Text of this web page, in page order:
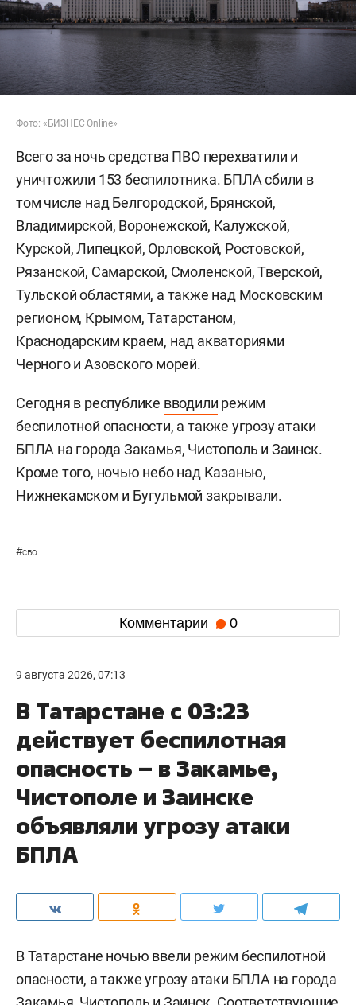
Фото: «БИЗНЕС Online»
Всего за ночь средства ПВО перехватили и
уничтожили 153 беспилотника. БПЛА сбили в
том числе над Белгородской, Брянской,
Владимирской, Воронежской, Калужской,
Курской, Липецкой, Орловской, Ростовской,
Рязанской, Самарской, Смоленской, Тверской,
Тульской областями, а также над Московским
регионом, Крымом, Татарстаном,
Краснодарским краем, над акваториями
Черного и Азовского морей.
Сегодня в республике вводили режим
беспилотной опасности, а также угрозу атаки
БПЛА на города Закамья, Чистополь и Заинск.
Кроме того, ночью небо над Казанью,
Нижнекамском и Бугульмой закрывали.
#сво
Комментарии 0
9 августа 2026, 07:13
В Татарстане с 03:23
действует беспилотная
опасность – в Закамье,
Чистополе и Заинске
объявляли угрозу атаки
БПЛА
В Татарстане ночью ввели режим беспилотной
опасности, а также угрозу атаки БПЛА на города